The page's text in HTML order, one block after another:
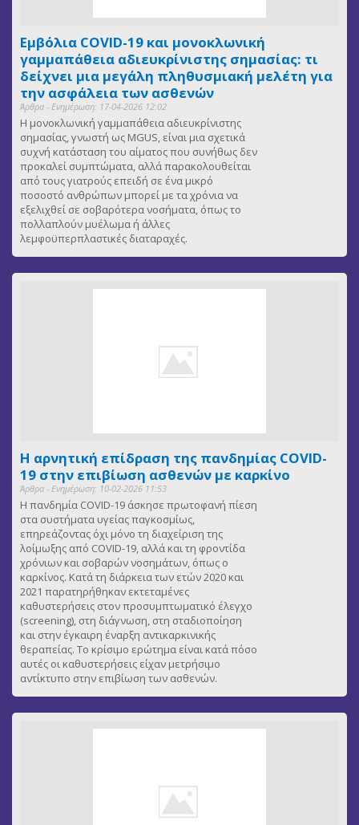
Εμβόλια COVID-19 και μονοκλωνική
γαμμαπάθεια αδιευκρίνιστης σημασίας: τι
δείχνει μια μεγάλη πληθυσμιακή μελέτη για
την ασφάλεια των ασθενών
Άρθρα - Ενημέρωση: 17-04-2026 12:02
Η μονοκλωνική γαμμαπάθεια αδιευκρίνιστης
σημασίας, γνωστή ως MGUS, είναι μια σχετικά
συχνή κατάσταση του αίματος που συνήθως δεν
προκαλεί συμπτώματα, αλλά παρακολουθείται
από τους γιατρούς επειδή σε ένα μικρό
ποσοστό ανθρώπων μπορεί με τα χρόνια να
εξελιχθεί σε σοβαρότερα νοσήματα, όπως το
πολλαπλούν μυέλωμα ή άλλες
λεμφοϋπερπλαστικές διαταραχές.
Η αρνητική επίδραση της πανδημίας COVID-
19 στην επιβίωση ασθενών με καρκίνο
Άρθρα - Ενημέρωση: 10-02-2026 11:53
Η πανδημία COVID-19 άσκησε πρωτοφανή πίεση
στα συστήματα υγείας παγκοσμίως,
επηρεάζοντας όχι μόνο τη διαχείριση της
λοίμωξης από COVID-19, αλλά και τη φροντίδα
χρόνιων και σοβαρών νοσημάτων, όπως ο
καρκίνος. Κατά τη διάρκεια των ετών 2020 και
2021 παρατηρήθηκαν εκτεταμένες
καθυστερήσεις στον προσυμπτωματικό έλεγχο
(screening), στη διάγνωση, στη σταδιοποίηση
και στην έγκαιρη έναρξη αντικαρκινικής
θεραπείας. Το κρίσιμο ερώτημα είναι κατά πόσο
αυτές οι καθυστερήσεις είχαν μετρήσιμο
αντίκτυπο στην επιβίωση των ασθενών.